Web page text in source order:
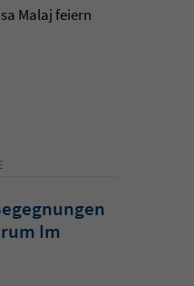
Malaj feiern
Im